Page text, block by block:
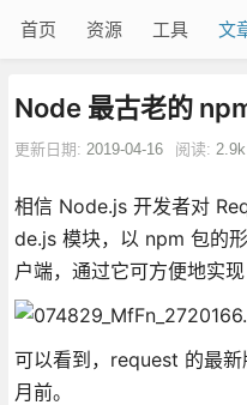
首页 资源 工具 文
Node 最古老的
更新日期: 2019-04-16 阅读: 2.9k
相信 Node.js 开发者对
de.js 模块，以 npm 包的
户端，通过它可方便地实现
可以看到，request 的最
月前。